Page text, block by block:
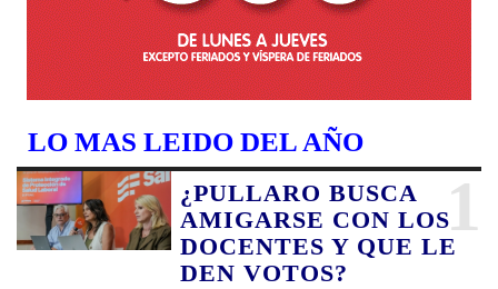
LO MAS LEIDO DEL AÑO
1
¿PULLARO BUSCA
AMIGARSE CON LOS
DOCENTES Y QUE LE
DEN VOTOS?